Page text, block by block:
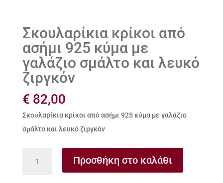
Σκουλαρίκια κρίκοι από
ασήμι 925 κύμα με
γαλάζιο σμάλτο και λευκό
ζιργκόν
€ 82,00
Σκουλαρίκια κρίκοι από ασήμι 925 κύμα με γαλάζιο
σμάλτο και λευκό ζιργκόν
Προσθήκη στο καλάθι